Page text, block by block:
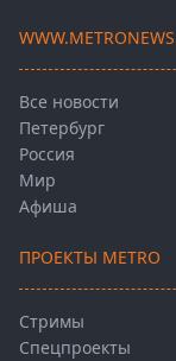
Все новости
Петербург
Россия
Мир
Афиша
ПРОЕКТЫ METRO
Стримы
Спецпроекты